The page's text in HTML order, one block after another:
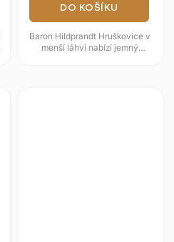
DO KOŠÍKU
Baron Hildprandt Hruškovice v
menší láhvi nabízí jemný